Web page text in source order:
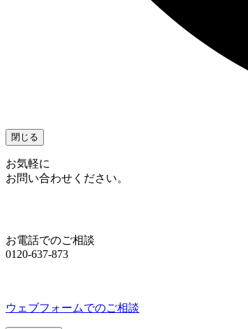
閉じる
お気軽に
お問い合わせください。
お電話でのご相談
0120-637-873
ウェブフォームでのご相談